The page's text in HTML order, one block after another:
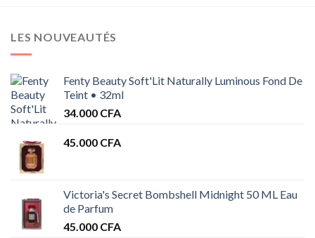
LES NOUVEAUTÉS
Fenty Beauty Soft'Lit Naturally Luminous Fond De
Teint • 32ml
34.000 CFA
45.000 CFA
Victoria's Secret Bombshell Midnight 50 ML Eau
de Parfum
45.000 CFA